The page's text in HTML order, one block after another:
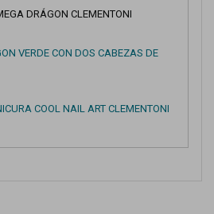
DRÁGON CLEMENTONI
VERDE CON DOS CABEZAS DE
COOL NAIL ART CLEMENTONI